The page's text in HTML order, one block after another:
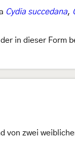
Cydia succedana,
in dieser Form
von zwei